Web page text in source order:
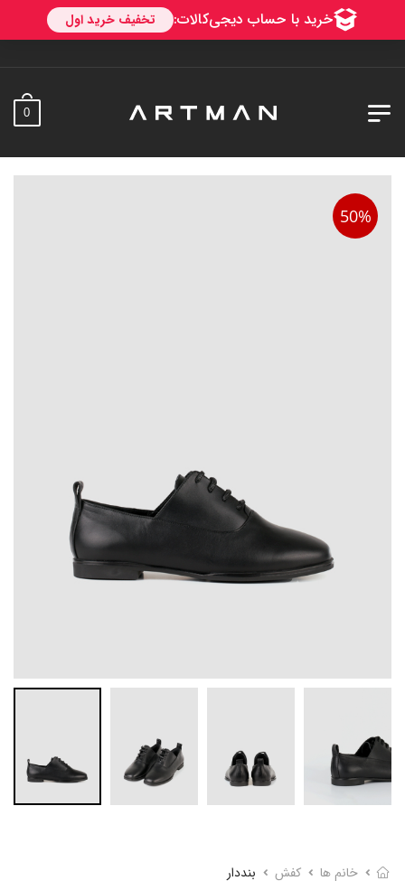
0
50%
خانم ها کفش بند‎دار